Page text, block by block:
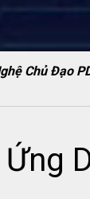
Chủ Đạo